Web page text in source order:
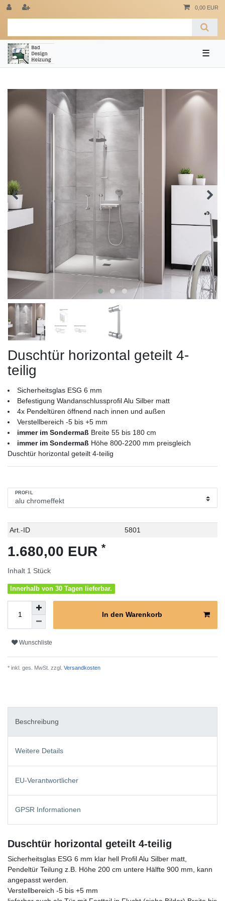
0,00 EUR
☰
Duschtür horizontal geteilt 4-
teilig
Sicherheitsglas ESG 6 mm
Befestigung Wandanschlussprofil Alu Silber matt
4x Pendeltüren öffnend nach innen und außen
Verstellbereich -5 bis +5 mm
immer im Sondermaß Breite 55 bis 180 cm
immer im Sondermaß Höhe 800-2200 mm preisgleich
Duschtür horizontal geteilt 4-teilig
PROFIL
Technisches
Wert
Art.-ID 5801
1.680,00 EUR *
Inhalt 1 Stück
Innerhalb von 30 Tagen lieferbar.
In den Warenkorb
Wunschliste
* inkl. ges. MwSt. zzgl. Versandkosten
Beschreibung
Weitere Details
EU-Verantwortlicher
GPSR Informationen
Duschtür horizontal geteilt 4-teilig
Sicherheitsglas ESG 6 mm klar hell Profil Alu Silber matt,
Pendeltür Teilung z.B. Höhe 200 cm untere Hälfte 900 mm, kann
angepasst werden.
Verstellbereich -5 bis +5 mm